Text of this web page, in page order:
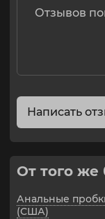
Lock ("Вак-У-Лок").
Материал
Рабочая длина:
Вес: 443 г
Отзывов
Написать
От того же
Анальные
(США)